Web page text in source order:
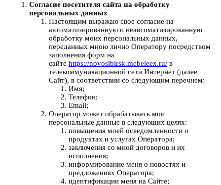
Согласие посетителя сайта на обработку
персональных данных
Настоящим выражаю свое согласие на
автоматизированную и неавтоматизированную
обработку моих персональных данных,
переданных мною лично Оператору посредством
заполнения форм на
сайте https://novosibirsk.mebeleex.ru/в
телекоммуникационной сети Интернет (далее
Сайт), в соответствии со следующим перечнем:
Имя;
Телефон;
Email;
Оператор может обрабатывать мои
персональные данные в следующих целях:
повышения моей осведомленности о
продуктах и услугах Оператора;
заключения со мной договоров и их
исполнения;
информирование меня о новостях и
предложениях Оператора;
идентификации меня на Сайте;